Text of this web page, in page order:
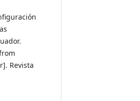
Revista